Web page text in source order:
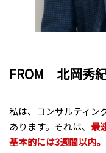
FROM 北岡秀
私は、コンサルティン
あります。それは、 最
基本的には3週間以内。